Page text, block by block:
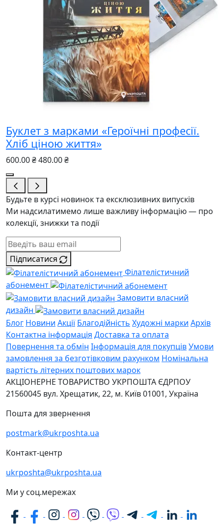
Буклет з марками «Героїчні професії.
Хліб ціною життя»
600.00 ₴480.00 ₴
Будьте в курсі новинок та ексклюзивних випусків
Ми надсилатимемо лише важливу інформацію — про
колекції, знижки та події
Підписатися
Філателістичний
абонемент
Замовити власний
дизайн
Блог Новини Акції Благодійність Художні марки Архів
Контактна інформація Доставка та оплата
Повернення та обмін Інформація для покупцівУмови
замовлення за безготівковим рахунком Номінальна
вартість літерних поштових марок
АКЦІОНЕРНЕ ТОВАРИСТВО УКРПОШТА ЄДРПОУ
21560045 вул. Хрещатик, 22, м. Київ01001, Україна
Пошта для звернення
postmark@ukrposhta.ua
Контакт-центр
ukrposhta@ukrposhta.ua
Ми у соц.мережах